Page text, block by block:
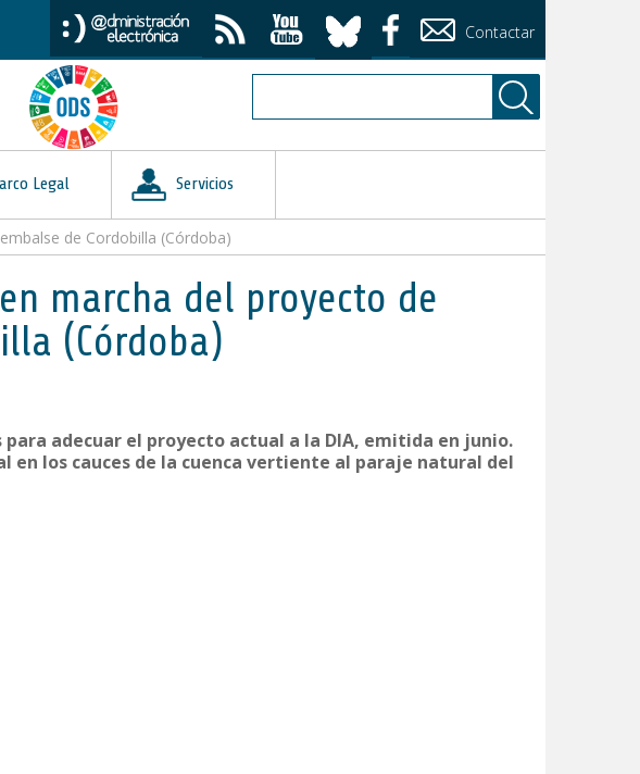
Contactar
Legal Servicios
de Cordobilla (Córdoba)
marcha del proyecto de
(Córdoba)
adecuar el proyecto actual a la DIA, emitida en junio.
los cauces de la cuenca vertiente al paraje natural del